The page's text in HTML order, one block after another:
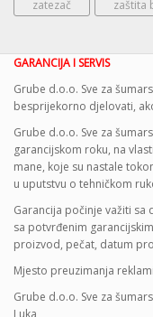
zatezač
zaštita
GARANCIJA I SERVIS
Grube d.o.o. Sve za
besprijekorno djelovati,
Grube d.o.o. Sve za
garancijskom roku, na
mane, koje su nastale
u uputstvu o tehničkom
Garancija počinje važiti
sa potvrđenim
proizvod, pečat, datum
Mjesto preuzimanja
Grube d.o.o. Sve za